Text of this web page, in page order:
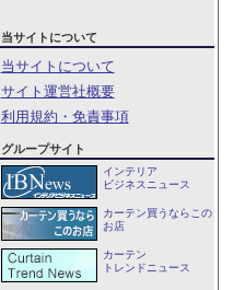
当サイトについて
当サイトについて
サイト運営社概要
利用規約・免責事項
グループサイト
インテリア
ビジネスニュース
カーテン買うならこの
お店
カーテン
トレンドニュース